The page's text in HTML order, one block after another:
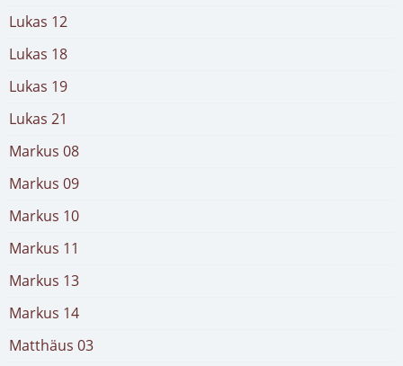
Lukas 12
Lukas 18
Lukas 19
Lukas 21
Markus 08
Markus 09
Markus 10
Markus 11
Markus 13
Markus 14
Matthäus 03